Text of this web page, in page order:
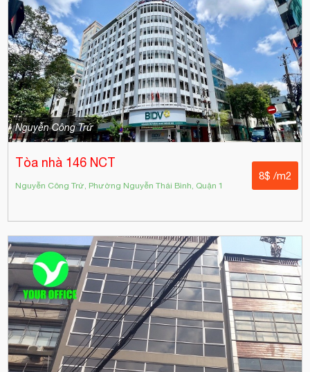
Nguyễn Công Trứ
Tòa nhà 146 NCT
Nguyễn Công Trứ, Phường Nguyễn Thái Bình, Quận 1
8$ /m2